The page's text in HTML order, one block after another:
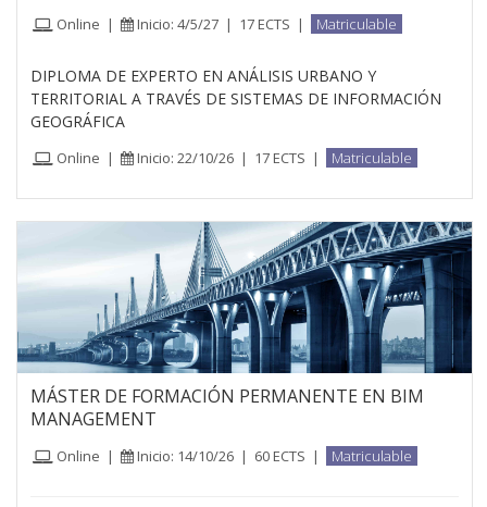
Online | Inicio: 4/5/27 | 17 ECTS | Matriculable
DIPLOMA DE EXPERTO EN ANÁLISIS URBANO Y
TERRITORIAL A TRAVÉS DE SISTEMAS DE INFORMACIÓN
GEOGRÁFICA
Online | Inicio: 22/10/26 | 17 ECTS | Matriculable
MÁSTER DE FORMACIÓN PERMANENTE EN BIM
MANAGEMENT
Online | Inicio: 14/10/26 | 60 ECTS | Matriculable